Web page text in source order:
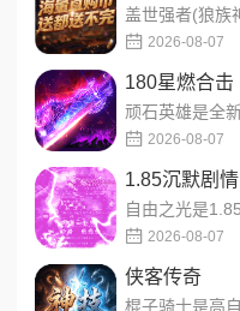
2026-08-07
180星燃合击
2026-08-07
1.85沉默剧情
2026-08-07
侠客传奇